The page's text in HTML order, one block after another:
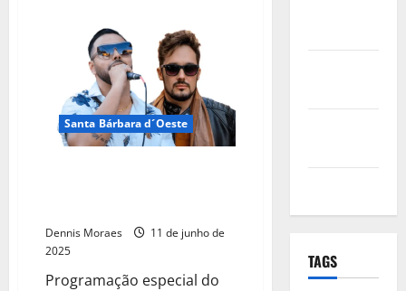
Santa Bárbara d´Oeste
Dennis Moraes
11 de junho de
2025
Programação especial do
TAGS